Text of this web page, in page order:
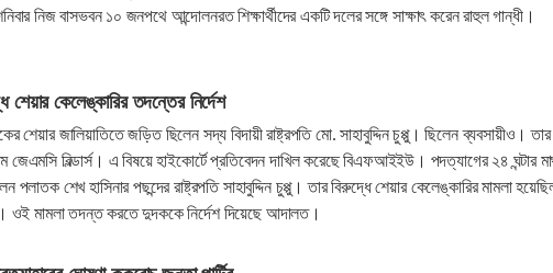
নিজ বাসভবন ১০ জনপথে আন্দোলনরত শিক্ষার্থীদের একটি দলের সঙ্গে সাক্ষাৎ করেন রাহুল গান্ধী।
শেয়ার কেলেঙ্কারির তদন্তের নির্দেশ
শেয়ার জালিয়াতিতে জড়িত ছিলেন সদ্য বিদায়ী রাষ্ট্রপতি মো. সাহাবুদ্দিন চুপ্পু। ছিলেন ব্যবসায়ীও। তার
জেএমসি বিল্ডার্স। এ বিষয়ে হাইকোর্টে প্রতিবেদন দাখিল করেছে বিএফআইইউ। পদত্যাগের ২৪ ঘন্টার
পলাতক শেখ হাসিনার পছন্দের রাষ্ট্রপতি সাহাবুদ্দিন চুপ্পু। তার বিরুদ্ধে শেয়ার কেলেঙ্কারির মামলা
ওই মামলা তদন্ত করতে দুদককে নির্দেশ দিয়েছে আদালত।